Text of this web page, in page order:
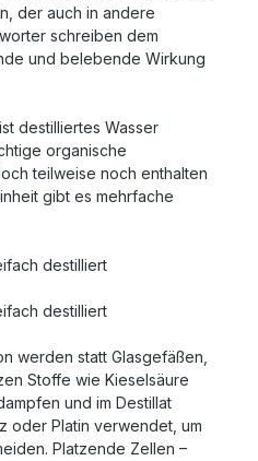
der auch in andere
schreiben dem
und belebende Wirkung
destilliertes Wasser
organische
teilweise noch enthalten
gibt es mehrfache
destilliert
destilliert
werden statt Glasgefäßen,
Stoffe wie Kieselsäure
und im Destillat
oder Platin verwendet, um
Platzende Zellen –